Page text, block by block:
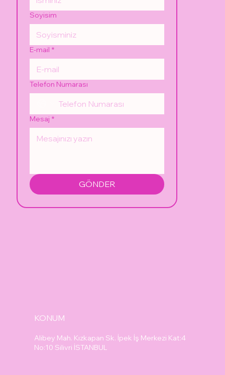
KONUM
Alibey Mah. Kızkapan Sk. İpek İş Merkezi Kat:4
No:10 Silivri İSTANBUL
Soyisim
E-mail *
Telefon Numarası
Mesaj *
GÖNDER